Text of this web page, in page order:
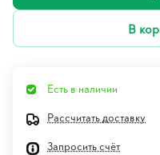
В
Есть в наличии
Рассчитать доставку
Запросить счёт